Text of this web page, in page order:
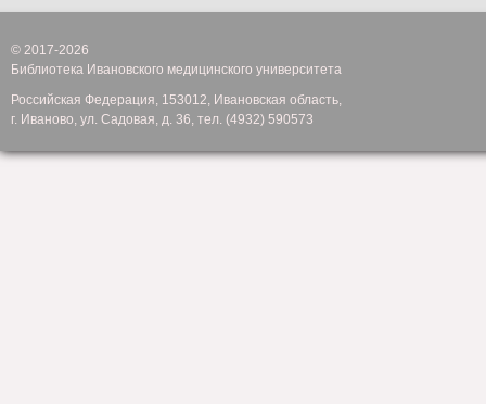
© 2017-2026
Библиотека Ивановского медицинского университета
Российская Федерация, 153012, Ивановская область,
г. Иваново, ул. Садовая, д. 36, тел. (4932) 590573